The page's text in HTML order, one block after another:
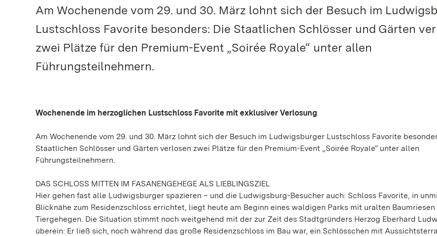
Am Wochenende vom 29. und 30. März lohnt sich der Besuch im
Lustschloss Favorite besonders: Die Staatlichen Schlösser und Gärten
zwei Plätze für den Premium-Event „Soirée Royale“ unter allen
Führungsteilnehmern.
Wochenende im herzoglichen Lustschloss Favorite mit exklusiver Verlosung
Am Wochenende vom 29. und 30. März lohnt sich der Besuch im Ludwigsburger Lustschloss Favorite
Staatlichen Schlösser und Gärten verlosen zwei Plätze für den Premium-Event „Soirée Royale“ unter allen
Führungsteilnehmern.
DAS SCHLOSS MITTEN IM FASANENGEHEGE ALS LIEBLINGSZIEL
Hier gehen fast alle Ludwigsburger spazieren – und die Ludwigsburg-Besucher auch: Schloss Favorite, in
Blicknähe zum Residenzschloss errichtet, liegt heute am Beginn eines waldigen Parks mit uralten Baumriesen
Tiergehegen. Die Situation stimmt noch weitgehend mit der zur Zeit des Stadtgründers Herzog Eberhard
überein: Er ließ sich, noch während das große Residenzschloss im Bau war, ein Schlösschen mit